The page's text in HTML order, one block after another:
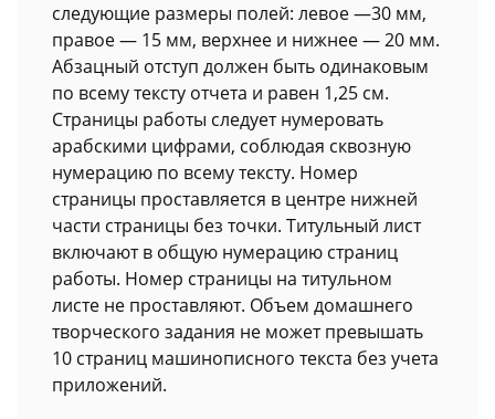
следующие размеры полей: левое —30 мм,
правое — 15 мм, верхнее и нижнее — 20 мм.
Абзацный отступ должен быть одинаковым
по всему тексту отчета и равен 1,25 см.
Страницы работы следует нумеровать
арабскими цифрами, соблюдая сквозную
нумерацию по всему тексту. Номер
страницы проставляется в центре нижней
части страницы без точки. Титульный лист
включают в общую нумерацию страниц
работы. Номер страницы на титульном
листе не проставляют. Объем домашнего
творческого задания не может превышать
10 страниц машинописного текста без учета
приложений.